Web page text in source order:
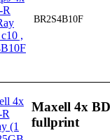
BR2S4B10F
Maxell 4x
fullprint